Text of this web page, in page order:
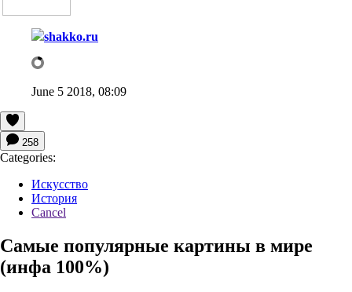
shakko.ru
June 5 2018, 08:09
258
Categories:
Искусство
История
Cancel
Самые популярные картины в мире
(инфа 100%)